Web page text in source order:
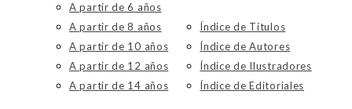
A partir de 6 años
A partir de 8 años
A partir de 10 años
A partir de 12 años
A partir de 14 años
Índice de Títulos
Índice de Autores
Índice de Ilustradores
Índice de Editoriales